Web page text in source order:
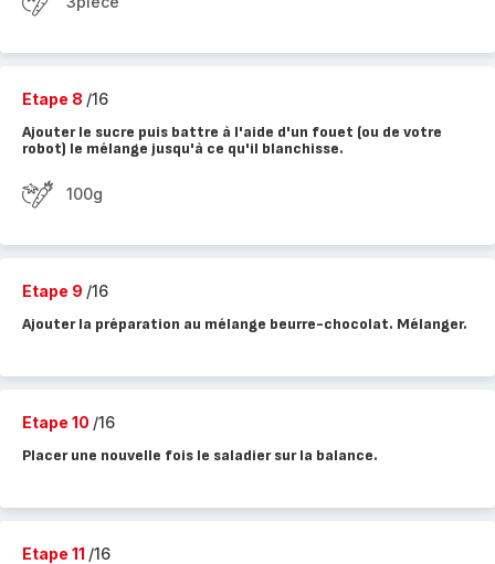
Etape 8 /16
Ajouter le sucre puis battre à l'aide d'un fouet (ou de votre
robot) le mélange jusqu'à ce qu'il blanchisse.
100g
Etape 9 /16
Ajouter la préparation au mélange beurre-chocolat. Mélanger.
Etape 10 /16
Placer une nouvelle fois le saladier sur la balance.
Etape 11 /16